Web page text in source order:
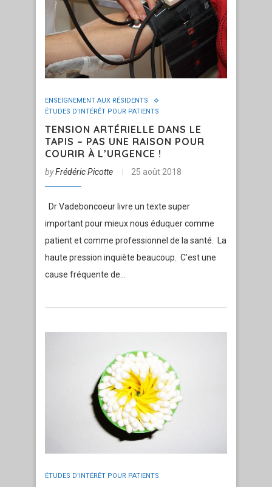
ENSEIGNEMENT AUX RÉSIDENTS
ÉTUDES D'INTÉRÊT POUR PATIENTS
TENSION ARTÉRIELLE DANS LE
TAPIS – PAS UNE RAISON POUR
COURIR À L’URGENCE !
byFrédéric Picotte 25 août 2018
Dr Vadeboncoeur livre un texte super
important pour mieux nous éduquer comme
patient et comme professionnel de la santé. La
haute pression inquiète beaucoup. C’est une
cause fréquente de…
ÉTUDES D'INTÉRÊT POUR PATIENTS